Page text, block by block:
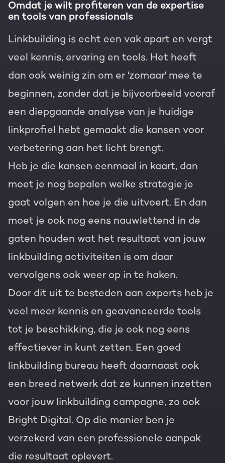
Omdat je wilt profiteren van de expertise
en tools van professionals
Linkbuilding is echt een vak apart en vergt
veel kennis, ervaring en tools. Het heeft
dan ook weinig zin om er 'zomaar' mee te
beginnen, zonder dat je bijvoorbeeld vooraf
een diepgaande analyse van je huidige
linkprofiel hebt gemaakt die kansen voor
verbetering aan het licht brengt.
Heb je die kansen eenmaal in kaart, dan
moet je nog bepalen welke strategie je
gaat volgen en hoe je die uitvoert. En dan
moet je ook nog eens nauwlettend in de
gaten houden wat het resultaat van jouw
linkbuilding activiteiten is om daar
vervolgens ook weer op in te haken.
Door dit uit te besteden aan experts heb je
veel meer kennis en geavanceerde tools
tot je beschikking, die je ook nog eens
effectiever in kunt zetten. Een goed
linkbuilding bureau heeft daarnaast ook
een breed netwerk dat ze kunnen inzetten
voor jouw linkbuilding campagne, zo ook
Bright Digital. Op die manier ben je
verzekerd van een professionele aanpak
die resultaat oplevert.